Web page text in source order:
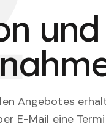
und
Angebotes
E-Mail eine